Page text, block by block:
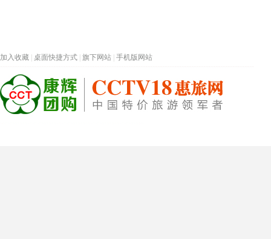
加入收藏 桌面快捷方式 旗下网站 手机版网站